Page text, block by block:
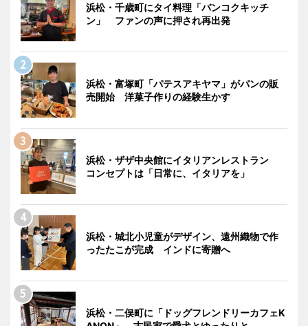
浜松・千歳町にタイ料理「バンコクキッチ
ン」 ファンの声に押され再出発
浜松・富塚町「パテスアキヤマ」がパンの販
売開始 洋菓子作りの経験生かす
浜松・ザザ中央館にイタリアンレストラン
コンセプトは「日常に、イタリアを」
浜松・城北小児童がデザイン、遠州織物で作
ったたこが完成 インドに寄贈へ
浜松・二俣町に「ドッグフレンドリーカフェK